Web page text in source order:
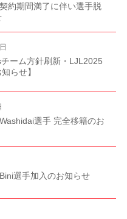
約期間満了に伴い選手脱
チーム方針刷新・LJL2025
らせ】
選手 完全移籍のお
選手加入のお知らせ